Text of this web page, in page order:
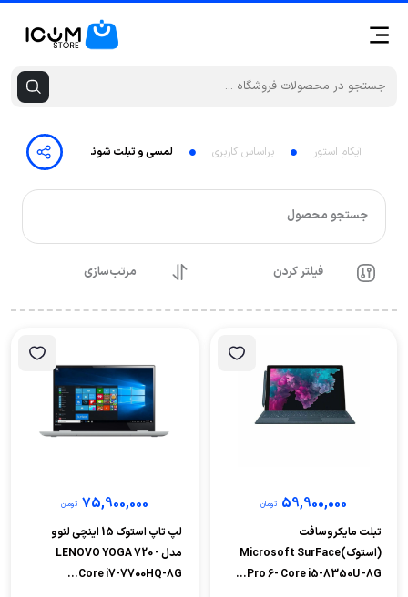
آیکام استور براساس کاربری لمسی و تبلت شونده
جستجو محصول
فیلتر کردن مرتب‌سازی
59,900,000 تومان
تبلت مایکروسافت
(استوک)Microsoft SurFace
Pro 6- Core i5-8350U -8G...
75,900,000 تومان
لپ تاپ استوک 15 اینچی لنوو
مدل LENOVO YOGA 720 -
Core i7-7700HQ-8G...